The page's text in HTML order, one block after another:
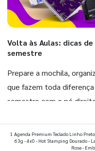
Volta às Aulas: dicas
semestre
Prepare a mochila,
que fazem toda
semestre com o pé
1 Agenda Premium Teclado Linho
63g - 4x0 - Hot Stamping Dourado -
Rose -